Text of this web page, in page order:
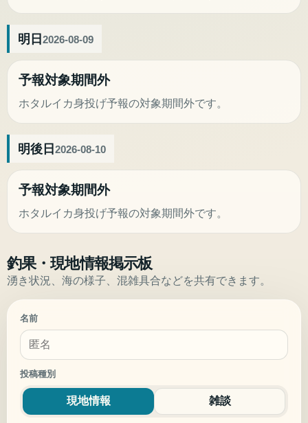
明日 2026-08-09
予報対象期間外
ホタルイカ身投げ予報の対象期間外です。
明後日 2026-08-10
予報対象期間外
ホタルイカ身投げ予報の対象期間外です。
釣果・現地情報掲示板
湧き状況、海の様子、混雑具合などを共有できます。
名前
投稿種別
現地情報 雑談